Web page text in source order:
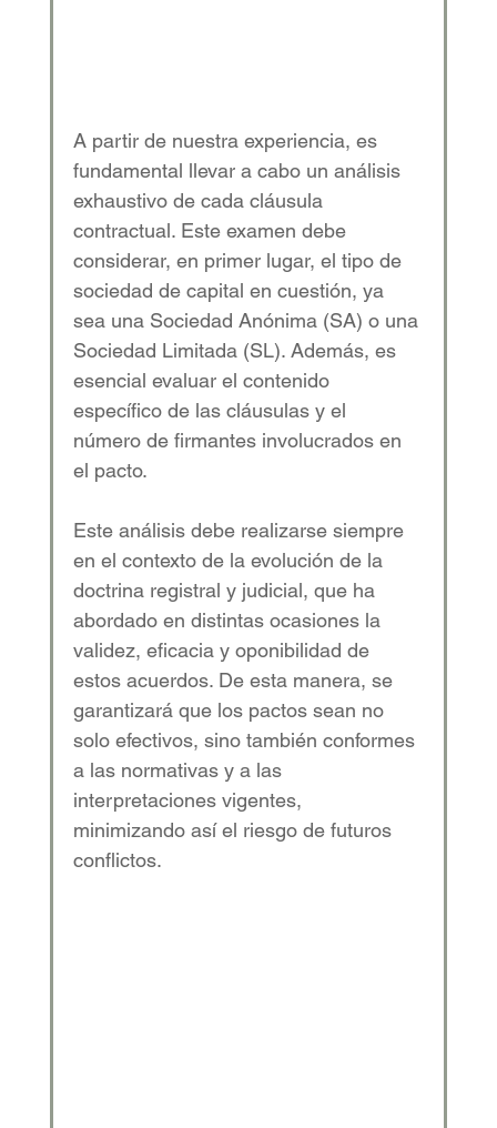
A partir de nuestra experiencia, es
fundamental llevar a cabo un análisis
exhaustivo de cada cláusula
contractual. Este examen debe
considerar, en primer lugar, el tipo de
sociedad de capital en cuestión, ya
sea una Sociedad Anónima (SA) o una
Sociedad Limitada (SL). Además, es
esencial evaluar el contenido
específico de las cláusulas y el
número de firmantes involucrados en
el pacto.
Este análisis debe realizarse siempre
en el contexto de la evolución de la
doctrina registral y judicial, que ha
abordado en distintas ocasiones la
validez, eficacia y oponibilidad de
estos acuerdos. De esta manera, se
garantizará que los pactos sean no
solo efectivos, sino también conformes
a las normativas y a las
interpretaciones vigentes,
minimizando así el riesgo de futuros
conflictos.